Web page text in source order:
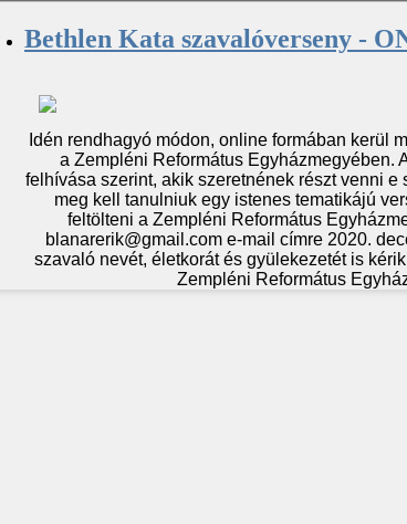
Bethlen Kata szavalóverseny -
Idén rendhagyó módon, online formában kerül
a Zempléni Református Egyházmegyében.
felhívása szerint, akik szeretnének részt venni
meg kell tanulniuk egy istenes tematikájú
feltölteni a Zempléni Református
blanarerik@gmail.com e-mail címre 2020.
szavaló nevét, életkorát és gyülekezetét is
Zempléni Református